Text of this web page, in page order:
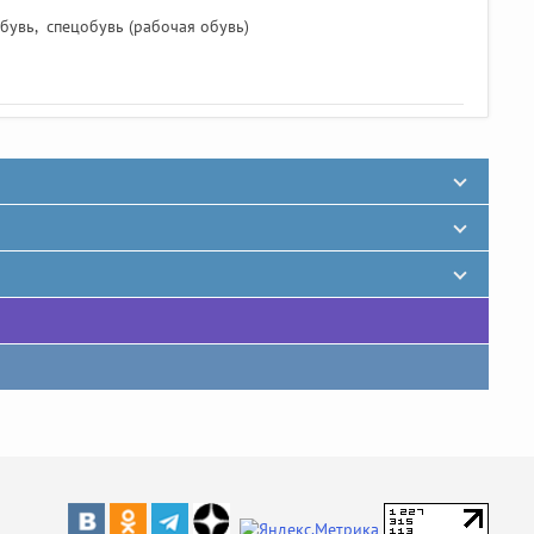
, спецобувь (рабочая обувь)